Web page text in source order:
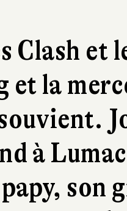
Clash et
et la
à